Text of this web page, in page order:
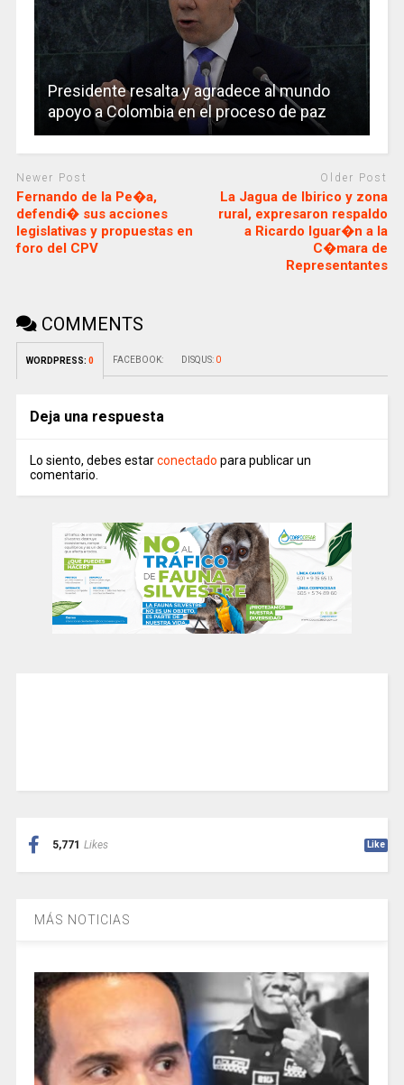
Presidente resalta y agradece al mundo
apoyo a Colombia en el proceso de paz
Newer Post
Fernando de la Pe�a,
defendi� sus acciones
legislativas y propuestas en
foro del CPV
Older Post
La Jagua de Ibirico y zona
rural, expresaron respaldo
a Ricardo Iguar�n a la
C�mara de
Representantes
COMMENTS
WORDPRESS: 0 FACEBOOK: DISQUS: 0
Deja una respuesta
Lo siento, debes estarconectado para publicar un
comentario.
5,771 Likes Like
MÁS NOTICIAS